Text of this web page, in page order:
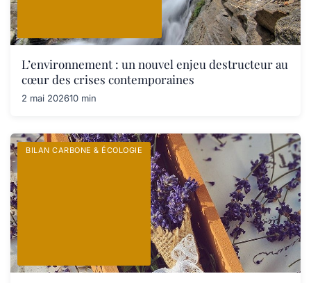
L’environnement : un nouvel enjeu destructeur au
cœur des crises contemporaines
2 mai 202610 min
BILAN CARBONE & ÉCOLOGIE